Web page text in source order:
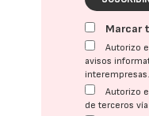
Marcar
Autorizo
avisos
Autorizo
de terceros